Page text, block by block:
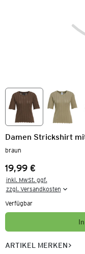
Damen Strickshirt
braun
Preis:
19,99 €
inkl. MwSt. ggf.
zzgl. Versandkosten
Verfügbar
ARTIKEL MERKEN